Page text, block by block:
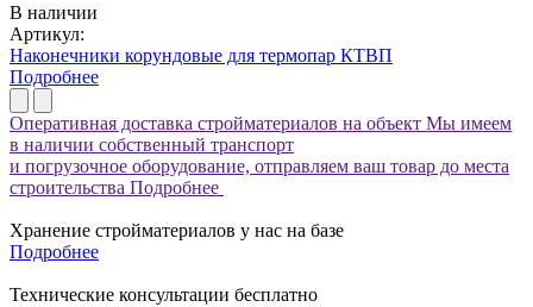
В наличии
Артикул:
Наконечники корундовые для термопар КТВП
Подробнее
Оперативная доставка стройматериалов на объект Мы имеем
в наличии собственный транспорт
и погрузочное оборудование, отправляем ваш товар до места
строительства Подробнее
Хранение стройматериалов у нас на базе
Подробнее
Технические консультации бесплатно